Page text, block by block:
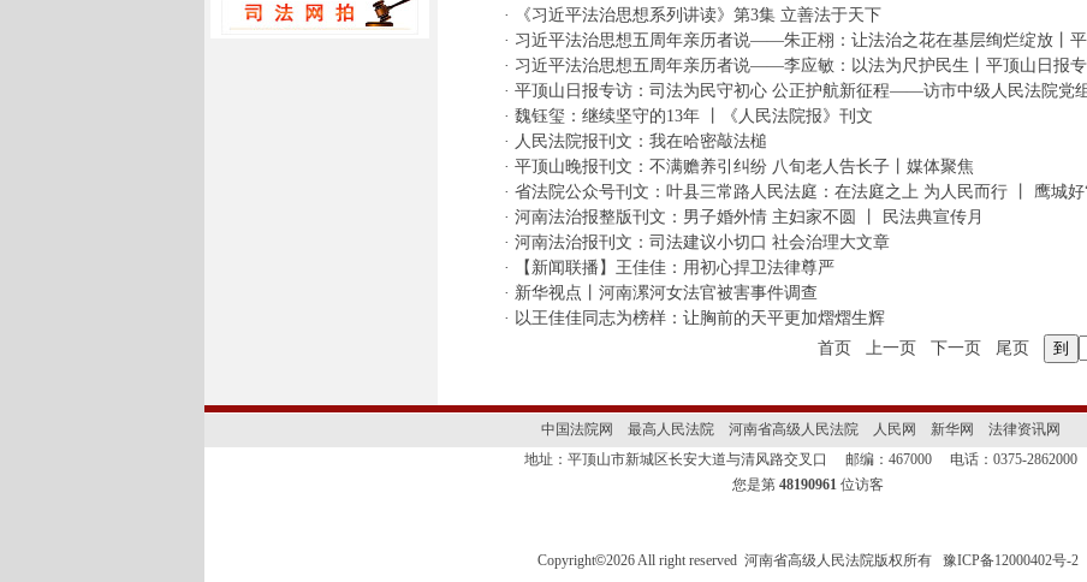
·
《习近平法治思想系列讲读》第3集 立善法于天下
· 习近平法治思想五周年亲历者说——朱正栩：让法治之花在基层绚烂绽放丨
· 习近平法治思想五周年亲历者说——李应敏：以法为尺护民生丨平顶山日报
· 平顶山日报专访：司法为民守初心 公正护航新征程——访市中级人民法院党
· 魏钰玺：继续坚守的13年 丨《人民法院报》刊文
· 人民法院报刊文：我在哈密敲法槌
· 平顶山晚报刊文：不满赡养引纠纷 八旬老人告长子丨媒体聚焦
· 省法院公众号刊文：叶县三常路人民法庭：在法庭之上 为人民而行 丨 鹰城好
· 河南法治报整版刊文：男子婚外情 主妇家不圆 丨 民法典宣传月
· 河南法治报刊文：司法建议小切口 社会治理大文章
·
【新闻联播】王佳佳：用初心捍卫法律尊严
· 新华视点丨河南漯河女法官被害事件调查
· 以王佳佳同志为榜样：让胸前的天平更加熠熠生辉
首页
上一页 下一页 尾页
中国法院网 最高人民法院 河南省高级人民法院 人民网 新华网
法律资讯网
地址：平顶山市新城区长安大道与清风路交叉口 邮编：467000 电话：0375-2862000
您是第 48190961 位访客
Copyright©2026 All right reserved 河南省高级人民法院版权所有 豫ICP备12000402号-2